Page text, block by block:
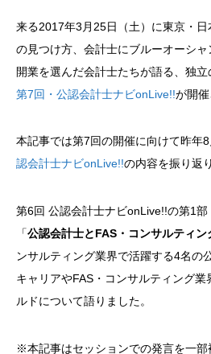
来る2017年3月25日（土）に東京・
の見つけ方、会計士にブルーオーシャ
開業を選んだ会計士たちが語る、独
第7回・公認会計士ナビonLive!!が開催
本記事では第7回の開催に向けて昨年
認会計士ナビonLive!!の内容を振り返
第6回 公認会計士ナビonLive!!の第1部
「公認会計士とFAS・コンサルティン
ンサルティング業界で活躍する4名の
キャリアやFAS・コンサルティング
ルドについて語りました。
※本記事はセッションでの発言を一部